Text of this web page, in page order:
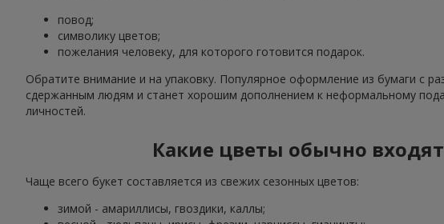
повод;
символику цветов;
пожелания человеку, для которого готовится подарок.
Обратите внимание и на упаковку. Популярное оформление из бумаги с
сдержанным людям и станет хорошим дополнением к неформальному
личностей.
Какие цветы обычно
Чаще всего букет составляется из свежих сезонных цветов:
зимой - амариллисы, гвоздики, каллы;